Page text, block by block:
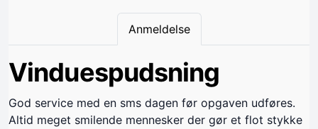
Anmeldelse
Vinduespudsning
God service med en sms dagen før opgaven udføres.
Altid meget smilende mennesker der gør et flot stykke